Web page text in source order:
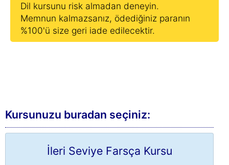
Satın Al »
Dil kursunu risk almadan deneyin.
Memnun kalmazsanız, ödediğiniz paranın
%100'ü size geri iade edilecektir.
Kursunuzu buradan seçiniz:
İleri Seviye Farsça Kursu
Sohbet »